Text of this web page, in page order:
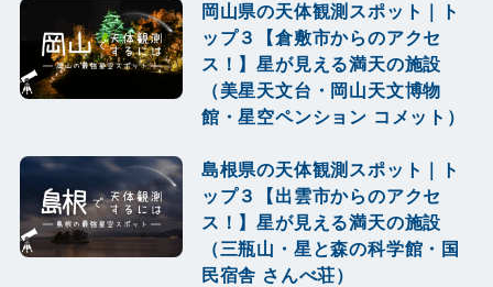
岡山県の天体観測スポット｜ト
ップ３【倉敷市からのアクセ
ス！】星が見える満天の施設
（美星天文台・岡山天文博物
館・星空ペンション コメット）
島根県の天体観測スポット｜ト
ップ３【出雲市からのアクセ
ス！】星が見える満天の施設
（三瓶山・星と森の科学館・国
民宿舎 さんべ荘）